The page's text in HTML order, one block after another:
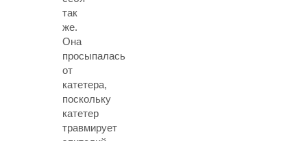
так
же.
Она
просыпалась
от
катетера,
поскольку
катетер
травмирует